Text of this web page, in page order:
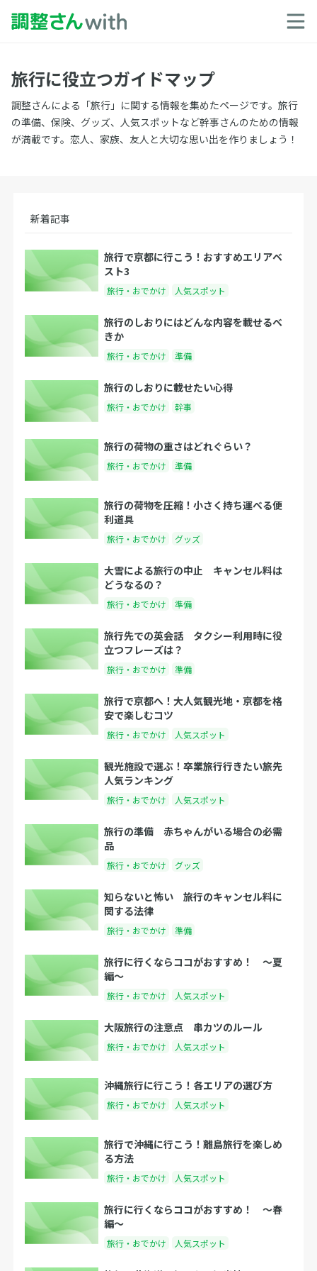
旅行に役立つガイドマップ
調整さんによる「旅行」に関する情報を集めたページです。旅行
の準備、保険、グッズ、人気スポットなど幹事さんのための情報
が満載です。恋人、家族、友人と大切な思い出を作りましょう！
新着記事
旅行で京都に行こう！おすすめエリアベ
スト3
旅行・おでかけ 人気スポット
旅行のしおりにはどんな内容を載せるべ
きか
旅行・おでかけ 準備
旅行のしおりに載せたい心得
旅行・おでかけ 幹事
旅行の荷物の重さはどれぐらい？
旅行・おでかけ 準備
旅行の荷物を圧縮！小さく持ち運べる便
利道具
旅行・おでかけ グッズ
大雪による旅行の中止 キャンセル料は
どうなるの？
旅行・おでかけ 準備
旅行先での英会話 タクシー利用時に役
立つフレーズは？
旅行・おでかけ 準備
旅行で京都へ！大人気観光地・京都を格
安で楽しむコツ
旅行・おでかけ 人気スポット
観光施設で選ぶ！卒業旅行行きたい旅先
人気ランキング
旅行・おでかけ 人気スポット
旅行の準備 赤ちゃんがいる場合の必需
品
旅行・おでかけ グッズ
知らないと怖い 旅行のキャンセル料に
関する法律
旅行・おでかけ 準備
旅行に行くならココがおすすめ！ 〜夏
編〜
旅行・おでかけ 人気スポット
大阪旅行の注意点 串カツのルール
旅行・おでかけ 人気スポット
沖縄旅行に行こう！各エリアの選び方
旅行・おでかけ 人気スポット
旅行で沖縄に行こう！離島旅行を楽しめ
る方法
旅行・おでかけ 人気スポット
旅行に行くならココがおすすめ！ 〜春
編〜
旅行・おでかけ 人気スポット